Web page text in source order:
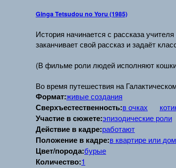
Ginga Tetsudou no Yoru (1985)
История начинается с рассказа
заканчивает свой рассказ и задаёт
(В фильме роли людей исполняют
Во время путешествия на
Формат:живые создания
Сверхъестественность:в очках
Участие в сюжете:эпизодические роли
Действие в кадре:работают
Положение в кадре:в квартире или
Цвет/порода:бурые
Количество:1